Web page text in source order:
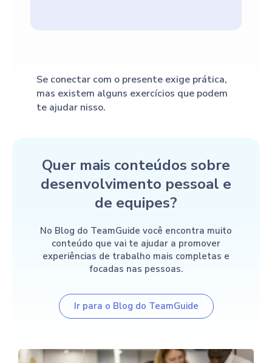
Se conectar com o presente exige prática,
mas existem alguns exercícios que podem
te ajudar nisso.
Quer mais conteúdos sobre
desenvolvimento pessoal e
de equipes?
No Blog do TeamGuide você encontra muito
conteúdo que vai te ajudar a promover
experiências de trabalho mais completas e
focadas nas pessoas.
Ir para o Blog do TeamGuide